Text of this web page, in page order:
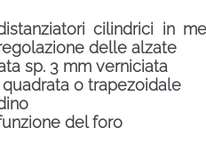
cilindrici in
delle alzate
sp. 3 mm verniciata
o trapezoidale
del foro